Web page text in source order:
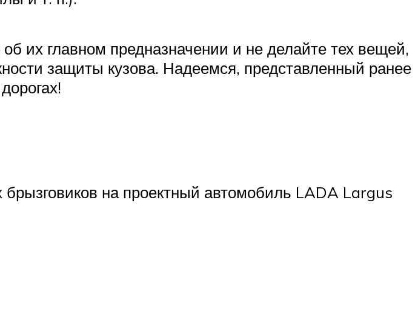
их главном предназначении и не делайте тех вещей,
защиты кузова. Надеемся, представленный ранее
на проектный автомобиль LADA Largus